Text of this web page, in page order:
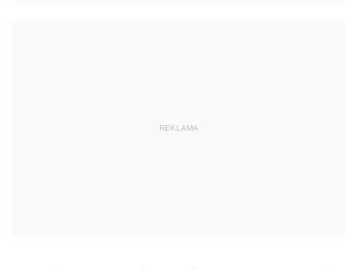
REKLAMA